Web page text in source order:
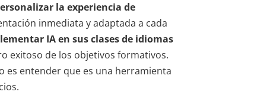
la experiencia de
inmediata y adaptada a cada
IA en sus clases de idiomas
exitoso de los objetivos formativos.
es entender que es una herramienta